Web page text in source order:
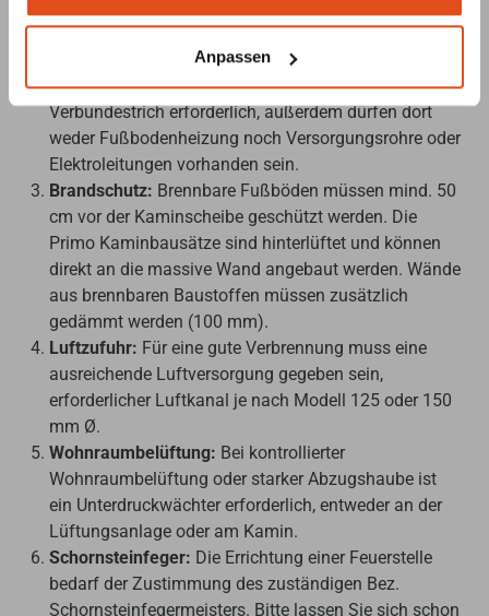
Anpassen
Innendurchmesser 180 mm erforderlich, Mindesthöhe
ab Aufstellboden Kamin 550 cm.
Aufstellort:Im Stellbereich des Kamines ist
Verbundestrich erforderlich, außerdem dürfen dort
weder Fußbodenheizung noch Versorgungsrohre oder
Elektroleitungen vorhanden sein.
Brandschutz: Brennbare Fußböden müssen mind. 50
cm vor der Kaminscheibe geschützt werden. Die
Primo Kaminbausätze sind hinterlüftet und können
direkt an die massive Wand angebaut werden. Wände
aus brennbaren Baustoffen müssen zusätzlich
gedämmt werden (100 mm).
Luftzufuhr: Für eine gute Verbrennung muss eine
ausreichende Luftversorgung gegeben sein,
erforderlicher Luftkanal je nach Modell 125 oder 150
mm Ø.
Wohnraumbelüftung: Bei kontrollierter
Wohnraumbelüftung oder starker Abzugshaube ist
ein Unterdruckwächter erforderlich, entweder an der
Lüftungsanlage oder am Kamin.
Schornsteinfeger: Die Errichtung einer Feuerstelle
bedarf der Zustimmung des zuständigen Bez.
Schornsteinfegermeisters. Bitte lassen Sie sich schon